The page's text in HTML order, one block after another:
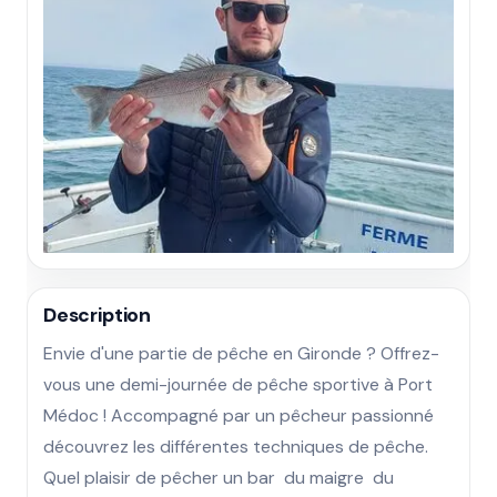
Description
Envie d'une partie de pêche en Gironde ? Offrez-
vous une demi-journée de pêche sportive à Port
Médoc ! Accompagné par un pêcheur passionné
découvrez les différentes techniques de pêche.
Quel plaisir de pêcher un bar  du maigre  du